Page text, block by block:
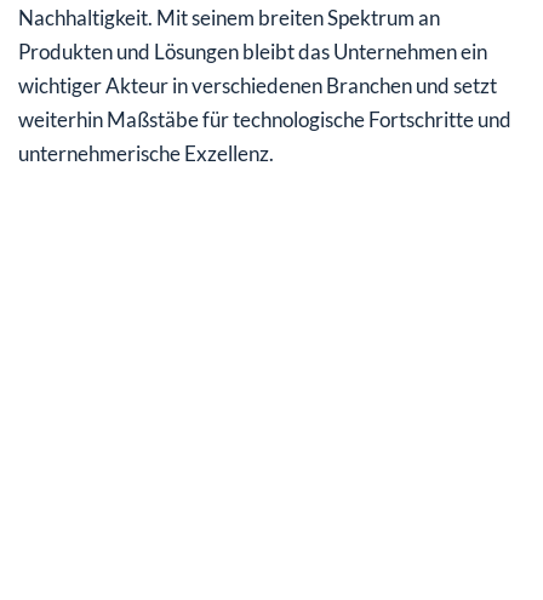
Nachhaltigkeit. Mit seinem breiten Spektrum an
Produkten und Lösungen bleibt das Unternehmen ein
wichtiger Akteur in verschiedenen Branchen und setzt
weiterhin Maßstäbe für technologische Fortschritte und
unternehmerische Exzellenz.